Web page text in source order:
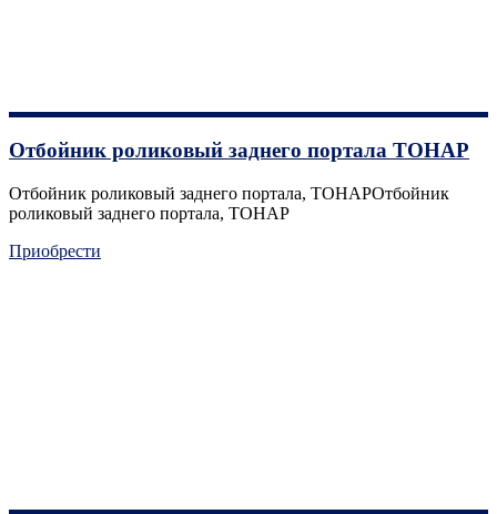
Отбойник роликовый заднего портала ТОНАР
Отбойник роликовый заднего портала, ТОНАРОтбойник
роликовый заднего портала, ТОНАР
Приобрести